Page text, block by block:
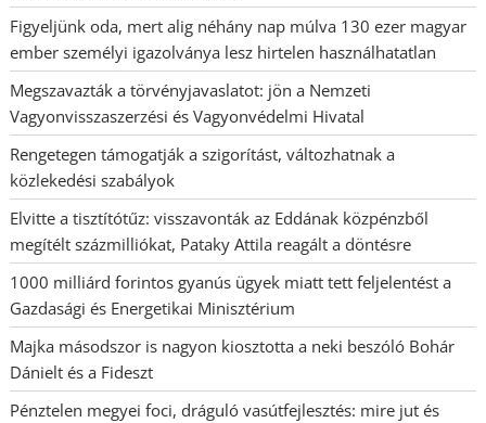
Figyeljünk oda, mert alig néhány nap múlva 130 ezer magyar
ember személyi igazolványa lesz hirtelen használhatatlan
Megszavazták a törvényjavaslatot: jön a Nemzeti
Vagyonvisszaszerzési és Vagyonvédelmi Hivatal
Rengetegen támogatják a szigorítást, változhatnak a
közlekedési szabályok
Elvitte a tisztítótűz: visszavonták az Eddának közpénzből
megítélt százmilliókat, Pataky Attila reagált a döntésre
1000 milliárd forintos gyanús ügyek miatt tett feljelentést a
Gazdasági és Energetikai Minisztérium
Majka másodszor is nagyon kiosztotta a neki beszóló Bohár
Dánielt és a Fideszt
Pénztelen megyei foci, dráguló vasútfejlesztés: mire jut és